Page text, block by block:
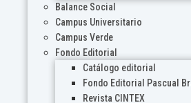
Balance Social
Campus Universitario
Campus Verde
Fondo Editorial
Catálogo editorial
Fondo Editorial Pascual
Revista CINTEX